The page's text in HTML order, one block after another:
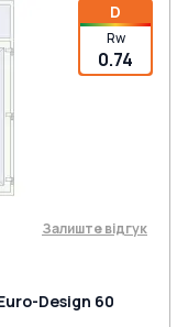
D
Rw
0.74
Залиште відгук
Design 60